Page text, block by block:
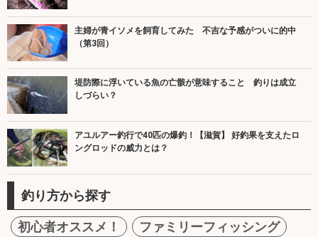
主婦が青イソメを飼育してみた 不吉な予感がついに的中
（第3回）
堤防際に浮いている魚の亡骸が意味すること 釣りは成立
しづらい？
アユルアー釣行で40匹の爆釣！【滋賀】 好釣果を支えたロ
ングロッドの威力とは？
釣り方から探す
初心者オススメ！
ファミリーフィッシング